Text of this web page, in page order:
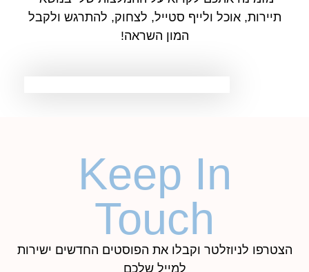
תיירות, אוכל ולייף סטייל, לצחוק, להתרגש ולקבל
המון השראה!
Keep In
Touch
הצטרפו לניוזלטר וקבלו את הפוסטים החדשים ישירות
למייל שלכם